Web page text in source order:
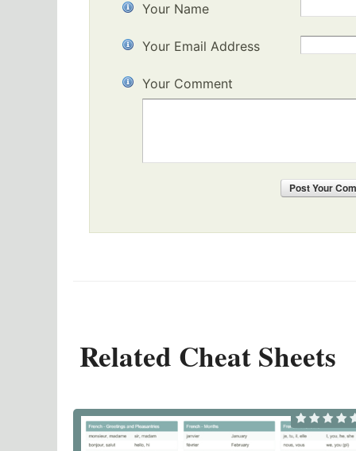
Your Name
Your Email Address
Your Comment
PostYour
Related Cheat Sheets